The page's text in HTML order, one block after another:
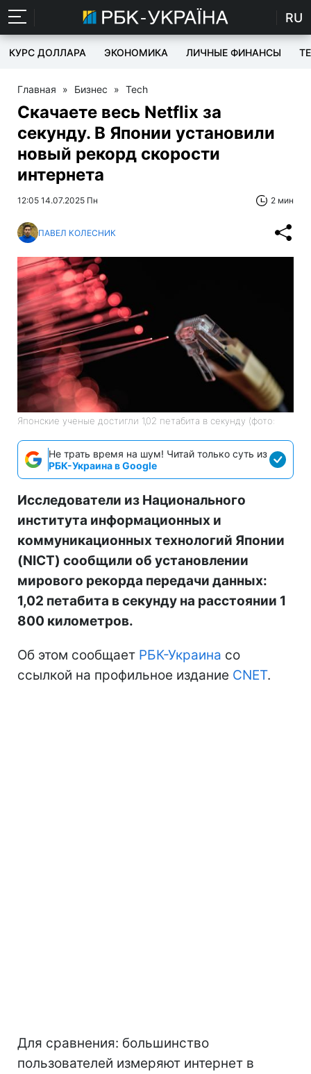
RU
КУРС ДОЛЛАРА ЭКОНОМИКА ЛИЧНЫЕ ФИНАНСЫ
Главная » Бизнес » Tech
Скачаете весь Netflix за
секунду. В Японии установили
новый рекорд скорости
интернета
12:05 14.07.2025 Пн 2 мин
ПАВЕЛ КОЛЕСНИК
Японские ученые достигли 1,02 петабита в секунду (фото:
Не трать время на шум! Читай только суть из
РБК-Украина в Google
Исследователи из Национального
института информационных и
коммуникационных технологий Японии
(NICT) сообщили об установлении
мирового рекорда передачи данных:
1,02 петабита в секунду на расстоянии 1
800 километров.
Об этом сообщает РБК-Украина со
ссылкой на профильное издание CNET.
Для сравнения: большинство
пользователей измеряют интернет в